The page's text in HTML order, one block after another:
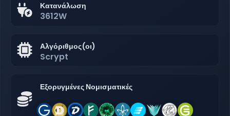
Κατανάλωση
3612W
Αλγόριθμος(οι)
Scrypt
Εξορυγμένες Νομισματικές